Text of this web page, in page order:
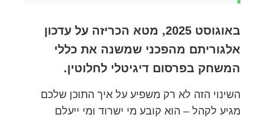
באוגוסט 2025, מטא הכריזה על עדכון
אלגוריתם מהפכני שמשנה את כללי
המשחק בפרסום דיגיטלי לחלוטין.
השינוי הזה לא רק משפיע על איך התוכן שלכם
מגיע לקהל – הוא קובע מי ישרוד ומי ייעלם